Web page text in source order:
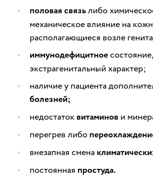
половая связьлибо
механическое влияние на
располагающиеся возле
иммунодефицитное
экстрагенитальный характер;
наличие у пациента
болезней;
недостаток витаминов и
перегрев либо
внезапная смена
постоянная простуда.